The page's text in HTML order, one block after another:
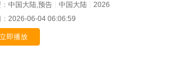
中国大陆,预告 中国大陆
2026
2026-06-04 06:06:59
立即播放